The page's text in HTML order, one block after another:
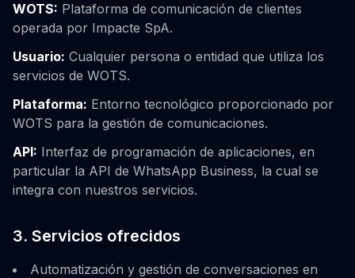
WOTS: Plataforma de comunicación de clientes
operada por Impacte SpA.
Usuario: Cualquier persona o entidad que utiliza los
servicios de WOTS.
Plataforma: Entorno tecnológico proporcionado por
WOTS para la gestión de comunicaciones.
API: Interfaz de programación de aplicaciones, en
particular la API de WhatsApp Business, la cual se
integra con nuestros servicios.
3. Servicios ofrecidos
Automatización y gestión de conversaciones en